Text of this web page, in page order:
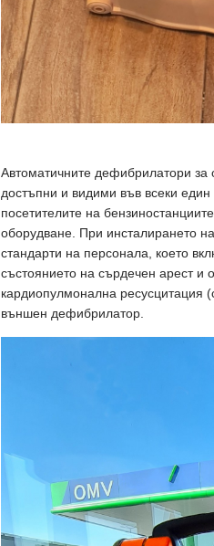
Автоматичните дефибрилатори
достъпни и видими във всеки
посетителите на
оборудване. При инсталирането
стандарти на персонала, което
състоянието на сърдечен арест и
кардиопулмонална ресусцитация
външен дефибрилатор.